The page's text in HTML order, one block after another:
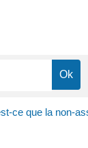
ce que la non-